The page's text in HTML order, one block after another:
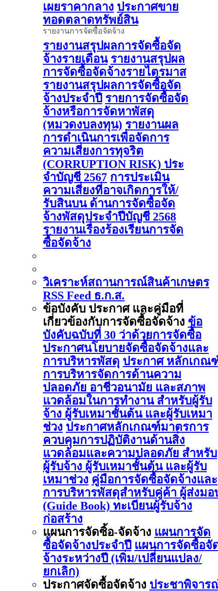
เผยราคากลาง ประกาศขาย
ทอดตลาดทรัพย์สิน
รายงานการจัดซื้อจัดจ้าง
รายงานสรุปผลการจัดซื้อจัด
จ้างรายเดือน รายงานสรุปผล
การจัดซื้อจัดจ้างรายไตรมาส
รายงานสรุปผลการจัดซื้อจัด
จ้างประจำปี รายการจัดซื้อจัด
จ้างหรือการจัดหาพัสดุ
(หมวดงบลงทุน) รายงานผล
การดําเนินการเพื่อจัดการ
ความเสี่ยงการทุจริต
(CORRUPTION RISK) ประ
จําบัญชี 2567 การประเมิน
ความเสี่ยงที่อาจเกิดการให้/
รับสินบน ด้านการจัดซื้อจัด
จ้างพัสดุประจําปีบัญชี 2568
รายงานเรื่องร้องเรียนการจัด
ซื้อจัดจ้าง
วิเคราะห์สถานการณ์สินค้าเกษตร
RSS Feed ธ.ก.ส.
ข้อบังคับ ประกาศ และคู่มือที่
เกี่ยวข้องกับการจัดซื้อจัดจ้าง ข้อ
บังคับฉบับที่ 30 ว่าด้วยการจัดซื้อ
ประกาศนโยบายจัดซื้อจัดจ้างและ
การบริหารพัสดุ ประกาศ หลักเกณ
การบริหารจัดการด้านความ
ปลอดภัย อาชีวอนามัย และสภาพ
แวดล้อมในการทำงาน สำหรับผู้รับ
จ้าง ผู้รับเหมาชั้นต้น และผู้รับเหมา
ช่วง ประกาศหลักเกณฑ์มาตรการ
ควบคุมการปฏิบัติงานด้านสิ่ง
แวดล้อมและความปลอดภัย สำหรับ
ผู้รับจ้าง ผู้รับเหมาชั้นต้น และผู้รับ
เหมาช่วง คู่มือการจัดซื้อจัดจ้างและ
การบริหารพัสดุสำหรับคู่ค้า ผู้ส่งมอ
(Guide Book) ทะเบียนผู้รับจ้าง
ก่อสร้าง
แผนการจัดซิ้อ-จัดจ้าง แผนการจัด
ซื้อจัดจ้างประจำปี แผนการจัดซื้อจั
จ้างระหว่างปี (เพิ่ม/เปลี่ยนแปลง/
ยกเลิก)
ประกาศจัดซื้อจัดจ้าง ประชาพิจาร